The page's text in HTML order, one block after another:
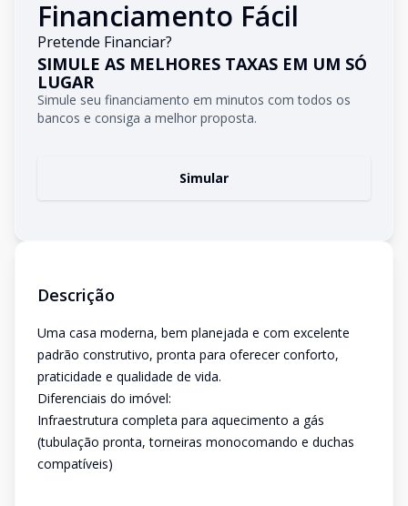
Financiamento Fácil
Pretende Financiar?
SIMULE AS MELHORES TAXAS EM UM SÓ
LUGAR
Simule seu financiamento em minutos com todos os
bancos e consiga a melhor proposta.
Simular
Descrição
Uma casa moderna, bem planejada e com excelente
padrão construtivo, pronta para oferecer conforto,
praticidade e qualidade de vida.
Diferenciais do imóvel:
Infraestrutura completa para aquecimento a gás
(tubulação pronta, torneiras monocomando e duchas
compatíveis)